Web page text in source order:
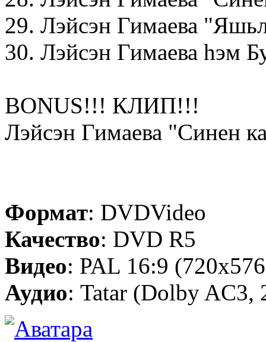
29. Лэйсэн Гимаева
30. Лэйсэн Гимаева hэм
BONUS!!! КЛИП!!!
Лэйсэн Гимаева "Синен
Формат: DVDVideo
Качество: DVD R5
Видео: PAL 16:9
Аудио: Tatar (Dolby AC3,